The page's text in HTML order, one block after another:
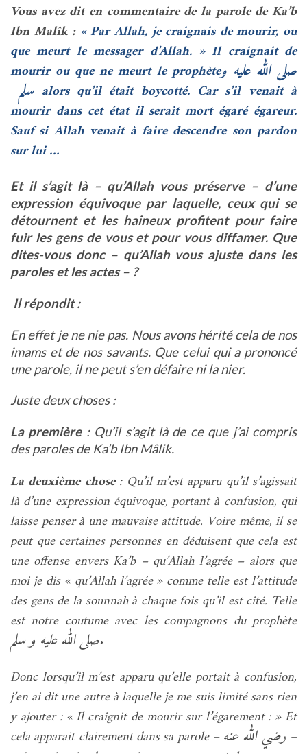
Vous avez dit en commentaire de la parole de Ka’b
Ibn Malîk : « Par Allah, je craignais de mourir, ou
que meurt le messager d’Allah. » Il craignait de
mourir ou que ne meurt le prophèteصلى الله عليه و
سلمalors qu’il était boycotté. Car s’il venait à
mourir dans cet état il serait mort égaré égareur.
Sauf si Allah venait à faire descendre son pardon
sur lui …
Et il s’agit là – qu’Allah vous préserve – d’une
expression équivoque par laquelle, ceux qui se
détournent et les haineux profitent pour faire
fuir les gens de vous et pour vous diffamer. Que
dites-vous donc – qu’Allah vous ajuste dans les
paroles et les actes – ?
Il répondit :
En effet je ne nie pas. Nous avons hérité cela de nos
imams et de nos savants. Que celui qui a prononcé
une parole, il ne peut s’en défaire ni la nier.
Juste deux choses :
La première: Qu’il s’agit là de ce que j’ai compris
des paroles de Ka’b Ibn Mâlik.
La deuxième chose: Qu’il m’est apparu qu’il s’agissait
là d’une expression équivoque, portant à confusion, qui
laisse penser à une mauvaise attitude. Voire même, il se
peut que certaines personnes en déduisent que cela est
une offense envers Ka’b – qu’Allah l’agrée – alors que
moi je dis « qu’Allah l’agrée » comme telle est l’attitude
des gens de la sounnah à chaque fois qu’il est cité. Telle
est notre coutume avec les compagnons du prophète
صلى الله عليه و سلم.
Donc lorsqu’il m’est apparu qu’elle portait à confusion,
j’en ai dit une autre à laquelle je me suis limité sans rien
y ajouter : « Il craignit de mourir sur l’égarement : » Et
cela apparait clairement dans sa parole –رضي الله عنه –